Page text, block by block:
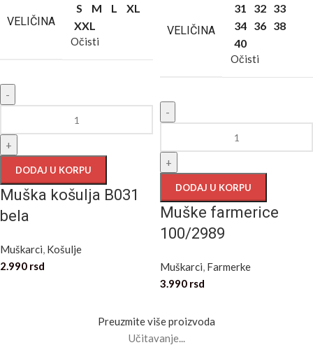
VELIČINA
S M L
XL
XXL
Očisti
-
+
DODAJ U KORPU
Muška košulja B031
bela
Muškarci, Košulje
2.990 rsd
VELIČINA
31 32 33
34 36 38
40
Očisti
-
+
DODAJ U KORPU
Muške farmerice
100/2989
Muškarci, Farmerke
3.990 rsd
Preuzmite više proizvoda
Učitavanje...